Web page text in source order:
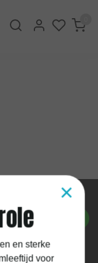
×
en sterke
voor